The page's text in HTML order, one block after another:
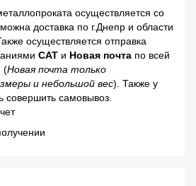
осуществляется со
доставка по г.Днепр и области
осуществляется отправка
САТ и Новая почта по всей
(Новая почта только
и небольшой вес). Также у
совершить самовывоз.